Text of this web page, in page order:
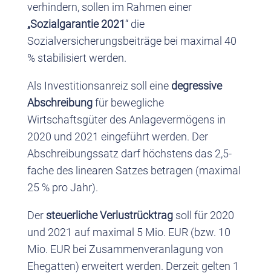
verhindern, sollen im Rahmen einer
„Sozialgarantie 2021“ die
Sozialversicherungsbeiträge bei maximal 40
% stabilisiert werden.
Als Investitionsanreiz soll eine degressive
Abschreibungfür bewegliche
Wirtschaftsgüter des Anlagevermögens in
2020 und 2021 eingeführt werden. Der
Abschreibungssatz darf höchstens das 2,5-
fache des linearen Satzes betragen (maximal
25 % pro Jahr).
Der steuerliche Verlustrücktragsoll für 2020
und 2021 auf maximal 5 Mio. EUR (bzw. 10
Mio. EUR bei Zusammenveranlagung von
Ehegatten) erweitert werden. Derzeit gelten 1